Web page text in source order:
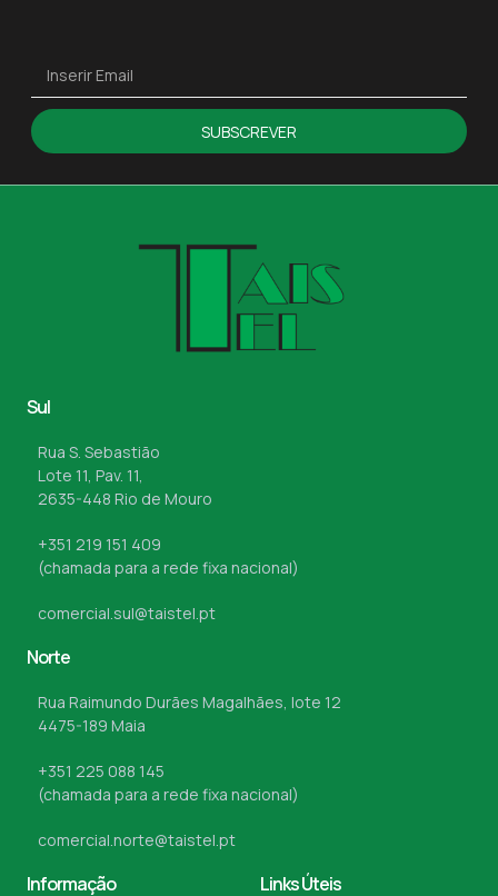
SUBSCREVER
Sul
Rua S. Sebastião
Lote 11, Pav. 11,
2635-448 Rio de Mouro
+351 219 151 409
(chamada para a rede fixa nacional)
comercial.sul@taistel.pt
Norte
Rua Raimundo Durães Magalhães, lote 12
4475-189 Maia
+351 225 088 145
(chamada para a rede fixa nacional)
comercial.norte@taistel.pt
Informação Links Úteis